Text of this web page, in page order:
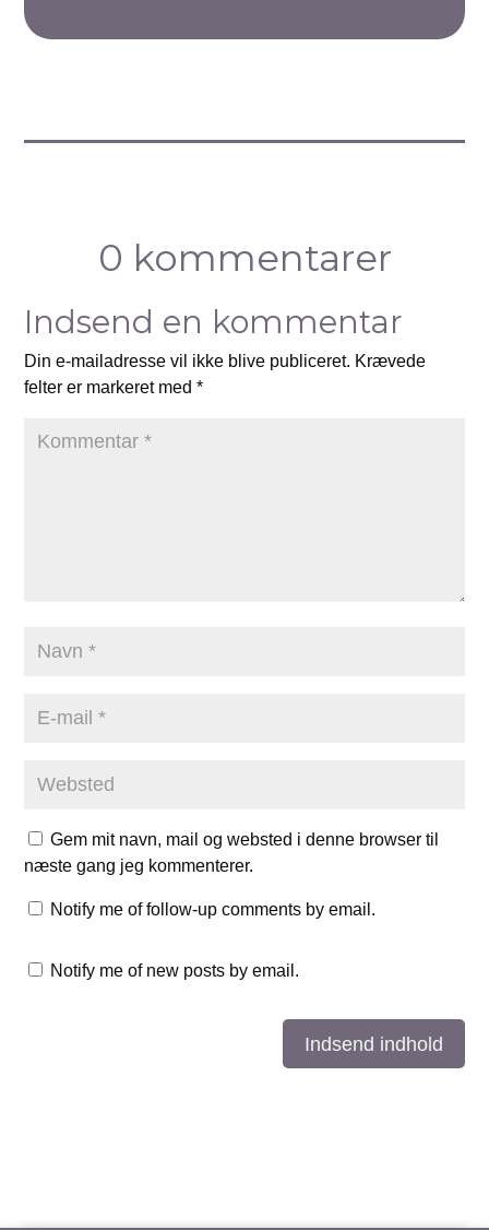
0 kommentarer
Indsend en kommentar
Din e-mailadresse vil ikke blive publiceret. Krævede
felter er markeret med*
Gem mit navn, mail og websted i denne browser til
næste gang jeg kommenterer.
Notify me of follow-up comments by email.
Notify me of new posts by email.
Indsend indhold